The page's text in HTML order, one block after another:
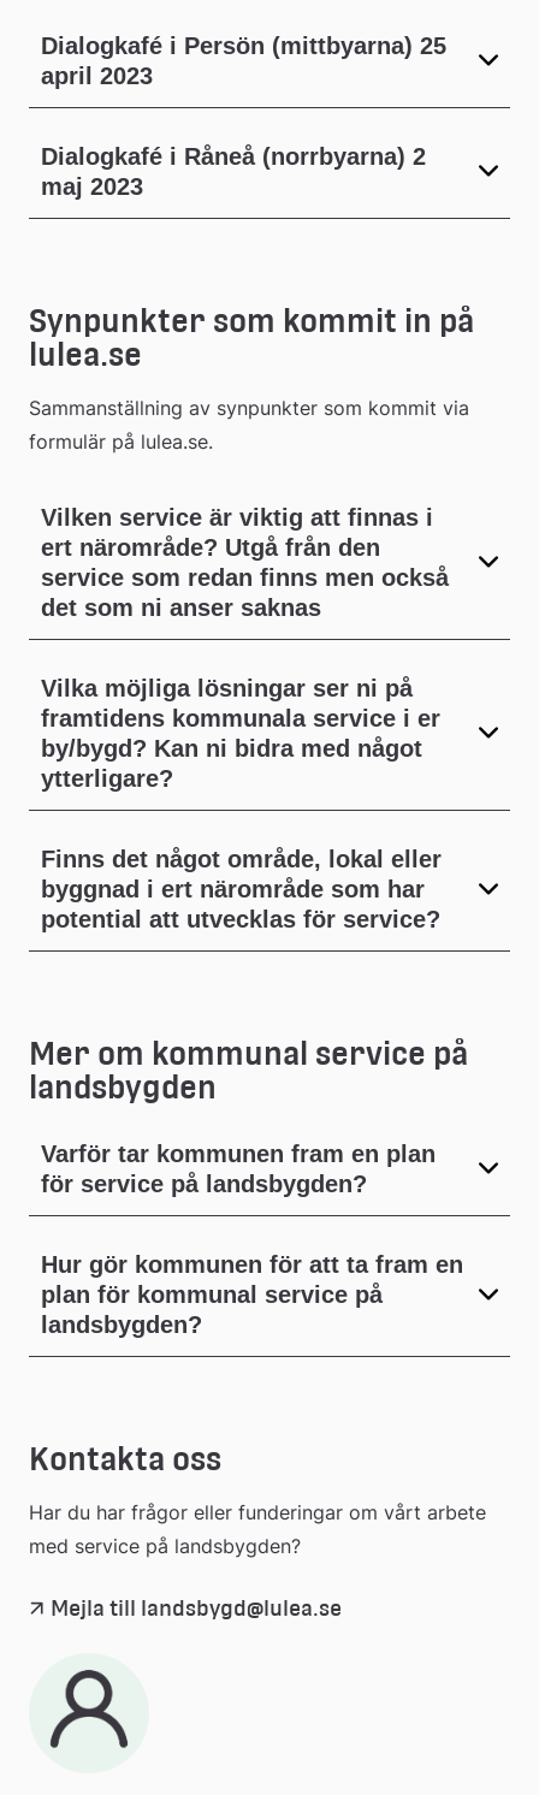
Dialogkafé i Persön (mittbyarna) 25
april 2023
Dialogkafé i Råneå (norrbyarna) 2
maj 2023
Synpunkter som kommit in på
lulea.se
Sammanställning av synpunkter som kommit via
formulär på lulea.se.
Vilken service är viktig att finnas i
ert närområde? Utgå från den
service som redan finns men också
det som ni anser saknas
Vilka möjliga lösningar ser ni på
framtidens kommunala service i er
by/bygd? Kan ni bidra med något
ytterligare?
Finns det något område, lokal eller
byggnad i ert närområde som har
potential att utvecklas för service?
Mer om kommunal service på
landsbygden
Varför tar kommunen fram en plan
för service på landsbygden?
Hur gör kommunen för att ta fram en
plan för kommunal service på
landsbygden?
Kontakta oss
Har du har frågor eller funderingar om vårt arbete
med service på landsbygden?
Mejla till landsbygd@lulea.se